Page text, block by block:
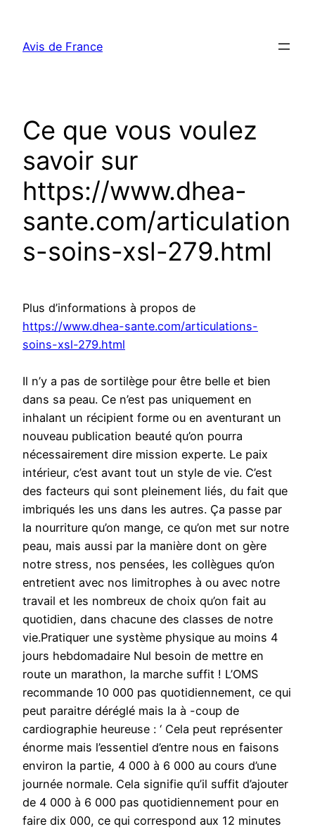
contenu
Avis de France
Ce que vous voulez
savoir sur
https://www.dhea-
sante.com/articulation
s-soins-xsl-279.html
Plus d’informations à propos de
https://www.dhea-sante.com/articulations-
soins-xsl-279.html
Il n’y a pas de sortilège pour être belle et bien
dans sa peau. Ce n’est pas uniquement en
inhalant un récipient forme ou en aventurant un
nouveau publication beauté qu’on pourra
nécessairement dire mission experte. Le paix
intérieur, c’est avant tout un style de vie. C’est
des facteurs qui sont pleinement liés, du fait que
imbriqués les uns dans les autres. Ça passe par
la nourriture qu’on mange, ce qu’on met sur notre
peau, mais aussi par la manière dont on gère
notre stress, nos pensées, les collègues qu’on
entretient avec nos limitrophes à ou avec notre
travail et les nombreux de choix qu’on fait au
quotidien, dans chacune des classes de notre
vie.Pratiquer une système physique au moins 4
jours hebdomadaire Nul besoin de mettre en
route un marathon, la marche suffit ! L’OMS
recommande 10 000 pas quotidiennement, ce qui
peut paraitre déréglé mais la à -coup de
cardiographie heureuse : ‘ Cela peut représenter
énorme mais l’essentiel d’entre nous en faisons
environ la partie, 4 000 à 6 000 au cours d’une
journée normale. Cela signifie qu’il suffit d’ajouter
de 4 000 à 6 000 pas quotidiennement pour en
faire dix 000, ce qui correspond aux 12 minutes